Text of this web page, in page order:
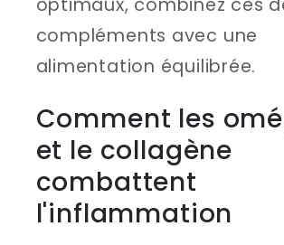
compléments avec une
alimentation équilibrée.
Comment les
et le collagène
combattent
l'inflammation